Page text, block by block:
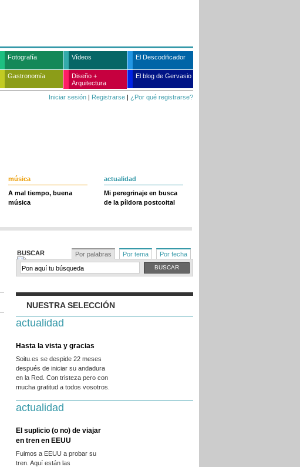
Fotografía Vídeos El Descodificador
Gastronomía
Diseño +
Arquitectura
El blog de Gervasio
Iniciar sesión | Registrarse | ¿Por qué registrarse?
música
A mal tiempo, buena
música
actualidad
Mi peregrinaje en busca
de la píldora postcoital
BUSCAR Por palabras Por tema Por fecha
NUESTRA SELECCIÓN
actualidad
Hasta la vista y gracias
Soitu.es se despide 22 meses
después de iniciar su andadura
en la Red. Con tristeza pero con
mucha gratitud a todos vosotros.
actualidad
El suplicio (o no) de viajar
en tren en EEUU
Fuimos a EEUU a probar su
tren. Aquí están las